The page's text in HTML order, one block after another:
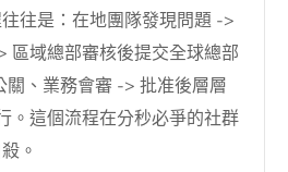
往是：在地團隊發現問題 ->
區域總部審核後提交全球總部
、業務會審 -> 批准後層層
。這個流程在分秒必爭的社群
。